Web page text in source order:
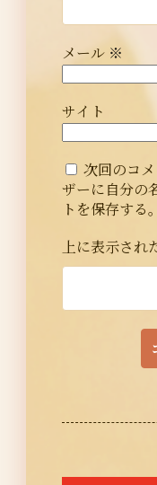
メール ※
サイト
次回のコ
ザーに自分の
トを保存する。
上に表示され